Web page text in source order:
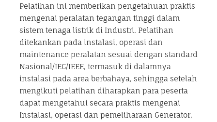
Pelatihan ini memberikan pengetahuan praktis
mengenai peralatan tegangan tinggi dalam
sistem tenaga listrik di Industri. Pelatihan
ditekankan pada instalasi, operasi dan
maintenance peralatan sesuai dengan standard
Nasional/IEC/IEEE, termasuk di dalamnya
instalasi pada area berbahaya, sehingga setelah
mengikuti pelatihan diharapkan para peserta
dapat mengetahui secara praktis mengenai
Instalasi, operasi dan pemeliharaan Generator,